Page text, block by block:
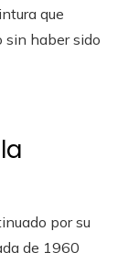
que
sin haber sido
por su
de 1960